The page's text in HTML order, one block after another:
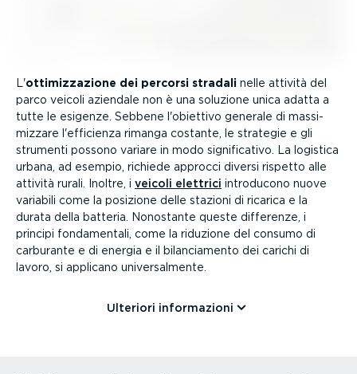
L'ottimiz­za­zione dei percorsi stradali nelle attività del
parco veicoli aziendale non è una soluzione unica adatta a
tutte le esigenze. Sebbene l'obiettivo generale di massi­
mizzare l'efficienza rimanga costante, le strategie e gli
strumenti possono variare in modo signi­fi­cativo. La logistica
urbana, ad esempio, richiede approcci diversi rispetto alle
attività rurali. Inoltre, i veicoli elettrici introducono nuove
variabili come la posizione delle stazioni di ricarica e la
durata della batteria. Nonostante queste differenze, i
principi fonda­mentali, come la riduzione del consumo di
carburante e di energia e il bilan­cia­mento dei carichi di
lavoro, si applicano univer­sal­mente.
Ulteriori infor­ma­zioni